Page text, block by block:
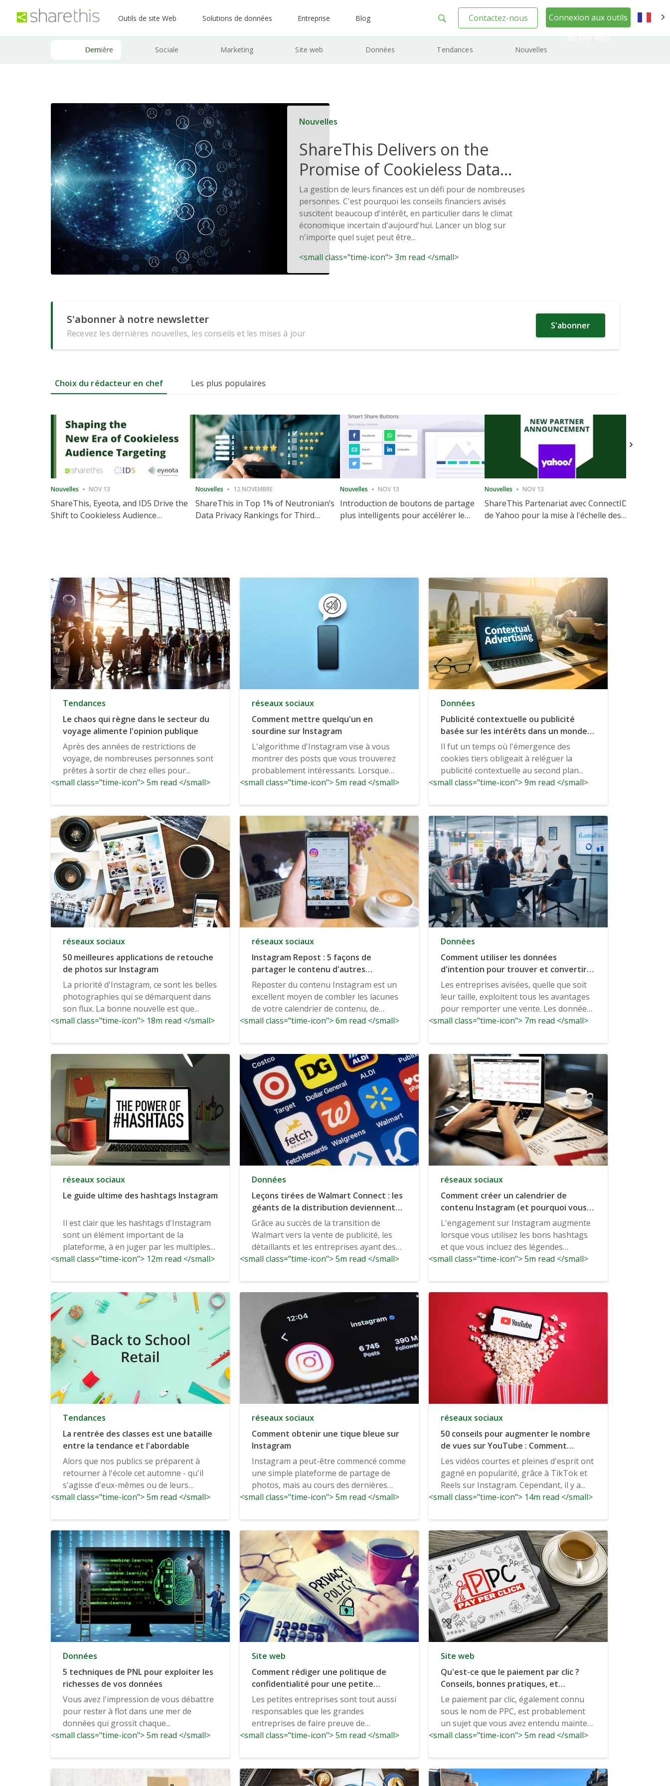
Outils de site Web Solutions de données Entreprise Blog Contactez-nous
Connexion aux outils
Dernière Sociale Marketing Site web Données Tendances Nouvelles
Nouvelles
ShareThis Delivers on the
Promise of Cookieless Data
Solutions
La gestion de leurs finances est un défi pour de nombreuses
personnes. C'est pourquoi les conseils financiers avisés
suscitent beaucoup d'intérêt, en particulier dans le climat
économique incertain d'aujourd'hui. Lancer un blog sur
n'importe quel sujet peut être...
<small class="time-icon"> 3m read </small>
S'abonner à notre newsletter
Recevez les dernières nouvelles, les conseils et les mises à jour
S'abonner
Choix du rédacteur en chef Les plus populaires
Nouvelles NOV 13
ShareThis, Eyeota, and ID5 Drive the
Shift to Cookieless Audience
Nouvelles 12 NOVEMBRE
ShareThis in Top 1% of Neutronian’s
Data Privacy Rankings for Third
Nouvelles NOV 13
Introduction de boutons de partage
plus intelligents pour accélérer le
Nouvelles NOV 13
ShareThis Partenariat avec ConnectID
de Yahoo pour la mise à l'échelle des
Tendances
Le chaos qui règne dans le secteur du
voyage alimente l'opinion publique
Après des années de restrictions de
voyage, de nombreuses personnes sont
prêtes à sortir de chez elles pour...
<small class="time-icon"> 5m read </small>
réseaux sociaux
Comment mettre quelqu'un en
sourdine sur Instagram
L'algorithme d'Instagram vise à vous
montrer des posts que vous trouverez
probablement intéressants. Lorsque
votre flux s'adresse...
<small class="time-icon"> 5m read </small>
Données
Publicité contextuelle ou publicité
basée sur les intérêts dans un monde
sans cuisinier
Il fut un temps où l'émergence des
cookies tiers obligeait à reléguer la
publicité contextuelle au second plan...
<small class="time-icon"> 9m read </small>
réseaux sociaux
50 meilleures applications de retouche
de photos sur Instagram
La priorité d'Instagram, ce sont les belles
photographies qui se démarquent dans
son flux. La bonne nouvelle est que...
<small class="time-icon"> 18m read </small>
réseaux sociaux
Instagram Repost : 5 façons de
partager le contenu d'autres
utilisateurs
Reposter du contenu Instagram est un
excellent moyen de combler les lacunes
de votre calendrier de contenu, de
donner des shout-outs....
<small class="time-icon"> 6m read </small>
Données
Comment utiliser les données
d'intention pour trouver et convertir
des prospects B2B ?
Les entreprises avisées, quelle que soit
leur taille, exploitent tous les avantages
pour remporter une vente. Les données
d'intention sont parmi...
<small class="time-icon"> 7m read </small>
réseaux sociaux
Le guide ultime des hashtags Instagram
Il est clair que les hashtags d'Instagram
sont un élément important de la
plateforme, à en juger par les multiples...
<small class="time-icon"> 12m read </small>
Données
Leçons tirées de Walmart Connect : les
géants de la distribution deviennent
des géants des médias
Grâce au succès de la transition de
Walmart vers la vente de publicité, les
détaillants et les entreprises ayant des
sites à fort trafic...
<small class="time-icon"> 5m read </small>
réseaux sociaux
Comment créer un calendrier de
contenu Instagram (et pourquoi vous
en avez besoin).
L'engagement sur Instagram augmente
lorsque vous utilisez les bons hashtags
et que vous incluez des légendes
pertinentes, longues,...
<small class="time-icon"> 5m read </small>
Tendances
La rentrée des classes est une bataille
entre la tendance et l'abordable
Alors que nos publics se préparent à
retourner à l'école cet automne - qu'il
s'agisse d'eux-mêmes ou de leurs
enfants - les consommateurs...
<small class="time-icon"> 5m read </small>
réseaux sociaux
Comment obtenir une tique bleue sur
Instagram
Instagram a peut-être commencé comme
une simple plateforme de partage de
photos, mais au cours des dernières
années, il...
<small class="time-icon"> 5m read </small>
réseaux sociaux
50 conseils pour augmenter le nombre
de vues sur YouTube : Comment
développer votre audience sur
YouTube
Les vidéos courtes et pleines d'esprit ont
gagné en popularité, grâce à TikTok et
Reels sur Instagram. Cependant, il y a...
<small class="time-icon"> 14m read </small>
Données
5 techniques de PNL pour exploiter les
richesses de vos données
Vous avez l'impression de vous débattre
pour rester à flot dans une mer de
données qui grossit chaque...
<small class="time-icon"> 5m read </small>
Site web
Comment rédiger une politique de
confidentialité pour une petite
entreprise ?
Les petites entreprises sont tout aussi
responsables que les grandes
entreprises de faire preuve de
transparence envers leurs clients et...
<small class="time-icon"> 5m read </small>
Site web
Qu'est-ce que le paiement par clic ?
Conseils, bonnes pratiques, et
exemples
Le paiement par clic, également connu
sous le nom de PPC, est probablement
un sujet que vous avez entendu maintes
et maintes fois. Cette forme...
<small class="time-icon"> 5m read </small>